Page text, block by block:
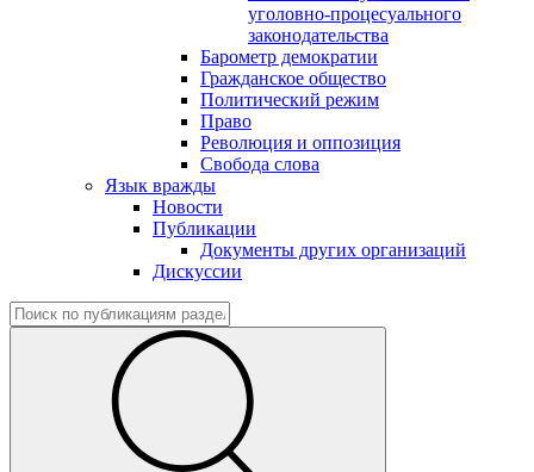
уголовно-процесуального
законодательства
Барометр демократии
Гражданское общество
Политический режим
Право
Революция и оппозиция
Свобода слова
Язык вражды
Новости
Публикации
Документы других организаций
Дискуссии